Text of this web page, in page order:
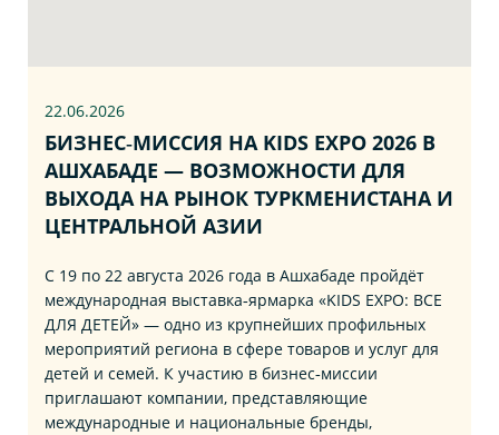
22.06.2026
БИЗНЕС‑МИССИЯ НА KIDS EXPO 2026 В
АШХАБАДЕ — ВОЗМОЖНОСТИ ДЛЯ
ВЫХОДА НА РЫНОК ТУРКМЕНИСТАНА И
ЦЕНТРАЛЬНОЙ АЗИИ
С 19 по 22 августа 2026 года в Ашхабаде пройдёт
международная выставка‑ярмарка «KIDS EXPO: ВСЕ
ДЛЯ ДЕТЕЙ» — одно из крупнейших профильных
мероприятий региона в сфере товаров и услуг для
детей и семей. К участию в бизнес‑миссии
приглашают компании, представляющие
международные и национальные бренды,